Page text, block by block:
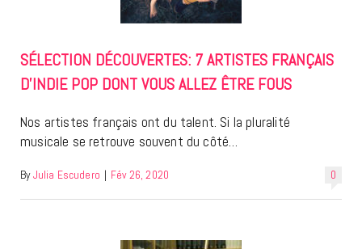
SÉLECTION DÉCOUVERTES: 7 ARTISTES FRANÇAIS
D’INDIE POP DONT VOUS ALLEZ ÊTRE FOUS
Nos artistes français ont du talent. Si la pluralité
musicale se retrouve souvent du côté…
0
By Julia Escudero | Fév 26, 2020